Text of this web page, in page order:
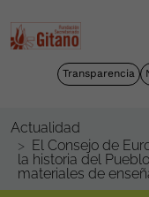
Transparencia
Actualidad
El Consejo de
la historia del
materiales de